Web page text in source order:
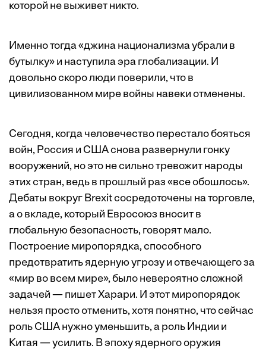
которой не выживет никто.
Именно тогда «джина национализма убрали в
бутылку» и наступила эра глобализации. И
довольно скоро люди поверили, что в
цивилизованном мире войны навеки отменены.
Сегодня, когда человечество перестало бояться
войн, Россия и США снова развернули гонку
вооружений, но это не сильно тревожит народы
этих стран, ведь в прошлый раз «все обошлось».
Дебаты вокруг Brexit сосредоточены на торговле,
а о вкладе, который Евросоюз вносит в
глобальную безопасность, говорят мало.
Построение миропорядка, способного
предотвратить ядерную угрозу и отвечающего за
«мир во всем мире», было невероятно сложной
задачей — пишет Харари. И этот миропорядок
нельзя просто отменить, хотя понятно, что сейчас
роль США нужно уменьшить, а роль Индии и
Китая — усилить. В эпоху ядерного оружия